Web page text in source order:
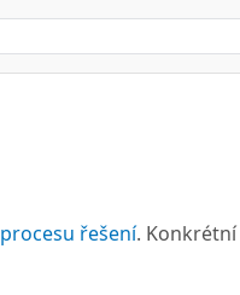
procesu řešení.